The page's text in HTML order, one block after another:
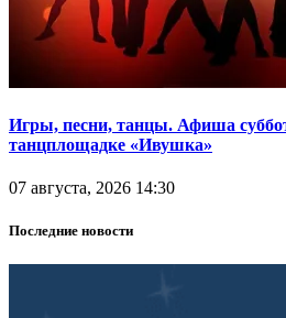
Игры, песни, танцы. Афиша
танцплощадке «Ивушка»
07 августа, 2026 14:30
Последние новости